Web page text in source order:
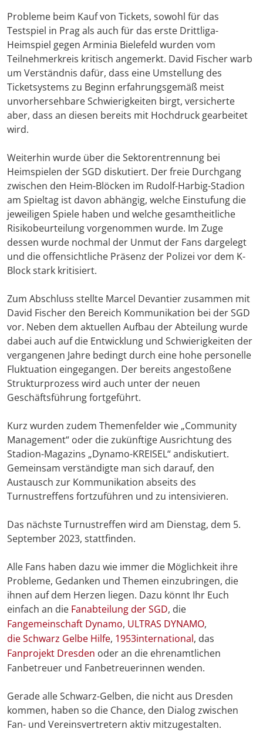
Probleme beim Kauf von Tickets, sowohl für das
Testspiel in Prag als auch für das erste Drittliga-
Heimspiel gegen Arminia Bielefeld wurden vom
Teilnehmerkreis kritisch angemerkt. David Fischer warb
um Verständnis dafür, dass eine Umstellung des
Ticketsystems zu Beginn erfahrungsgemäß meist
unvorhersehbare Schwierigkeiten birgt, versicherte
aber, dass an diesen bereits mit Hochdruck gearbeitet
wird.
Weiterhin wurde über die Sektorentrennung bei
Heimspielen der SGD diskutiert. Der freie Durchgang
zwischen den Heim-Blöcken im Rudolf-Harbig-Stadion
am Spieltag ist davon abhängig, welche Einstufung die
jeweiligen Spiele haben und welche gesamtheitliche
Risikobeurteilung vorgenommen wurde. Im Zuge
dessen wurde nochmal der Unmut der Fans dargelegt
und die offensichtliche Präsenz der Polizei vor dem K-
Block stark kritisiert.
Zum Abschluss stellte Marcel Devantier zusammen mit
David Fischer den Bereich Kommunikation bei der SGD
vor. Neben dem aktuellen Aufbau der Abteilung wurde
dabei auch auf die Entwicklung und Schwierigkeiten der
vergangenen Jahre bedingt durch eine hohe personelle
Fluktuation eingegangen. Der bereits angestoßene
Strukturprozess wird auch unter der neuen
Geschäftsführung fortgeführt.
Kurz wurden zudem Themenfelder wie „Community
Management“ oder die zukünftige Ausrichtung des
Stadion-Magazins „Dynamo-KREISEL“ andiskutiert.
Gemeinsam verständigte man sich darauf, den
Austausch zur Kommunikation abseits des
Turnustreffens fortzuführen und zu intensivieren.
Das nächste Turnustreffen wird am Dienstag, dem 5.
September 2023, stattfinden.
Alle Fans haben dazu wie immer die Möglichkeit ihre
Probleme, Gedanken und Themen einzubringen, die
ihnen auf dem Herzen liegen. Dazu könnt Ihr Euch
einfach an die Fanabteilung der SGD, die
Fangemeinschaft Dynamo, ULTRAS DYNAMO,
die Schwarz Gelbe Hilfe, 1953international, das
Fanprojekt Dresden oder an die ehrenamtlichen
Fanbetreuer und Fanbetreuerinnen wenden.
Gerade alle Schwarz-Gelben, die nicht aus Dresden
kommen, haben so die Chance, den Dialog zwischen
Fan- und Vereinsvertretern aktiv mitzugestalten.